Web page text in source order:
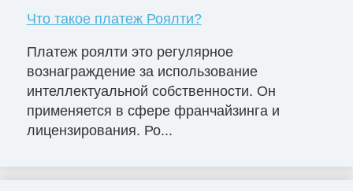
Что такое платеж Роялти?
Платеж роялти это регулярное
вознаграждение за использование
интеллектуальной собственности. Он
применяется в сфере франчайзинга и
лицензирования. Ро...